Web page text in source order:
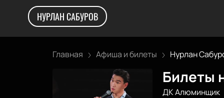
НУРЛАН САБУРОВ
Главная Афиша и билеты Нурлан
Билеты
ДК Алюминщик